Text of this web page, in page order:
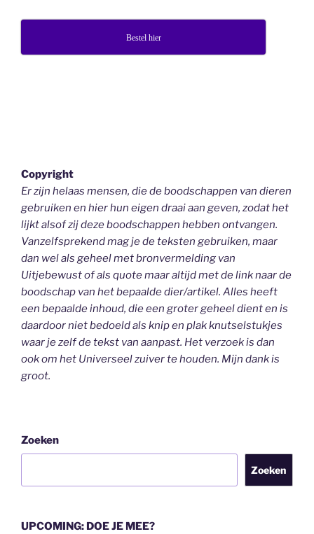
Bestel hier
Copyright
Er zijn helaas mensen, die de boodschappen van dieren
gebruiken en hier hun eigen draai aan geven, zodat het
lijkt alsof zij deze boodschappen hebben ontvangen.
Vanzelfsprekend mag je de teksten gebruiken, maar
dan wel als geheelmet bronvermelding van
Uitjebewustof als quote maar altijd met de link naar de
boodschap van het bepaalde dier/artikel. Alles heeft
een bepaalde inhoud, die een groter geheel dient en is
daardoor niet bedoeld als knip en plak knutselstukjes
waar je zelf de tekst van aanpast. Het verzoek is dan
ook om het Universeel zuiver te houden. Mijn dank is
groot.
Zoeken
Zoeken
UPCOMING: DOE JE MEE?